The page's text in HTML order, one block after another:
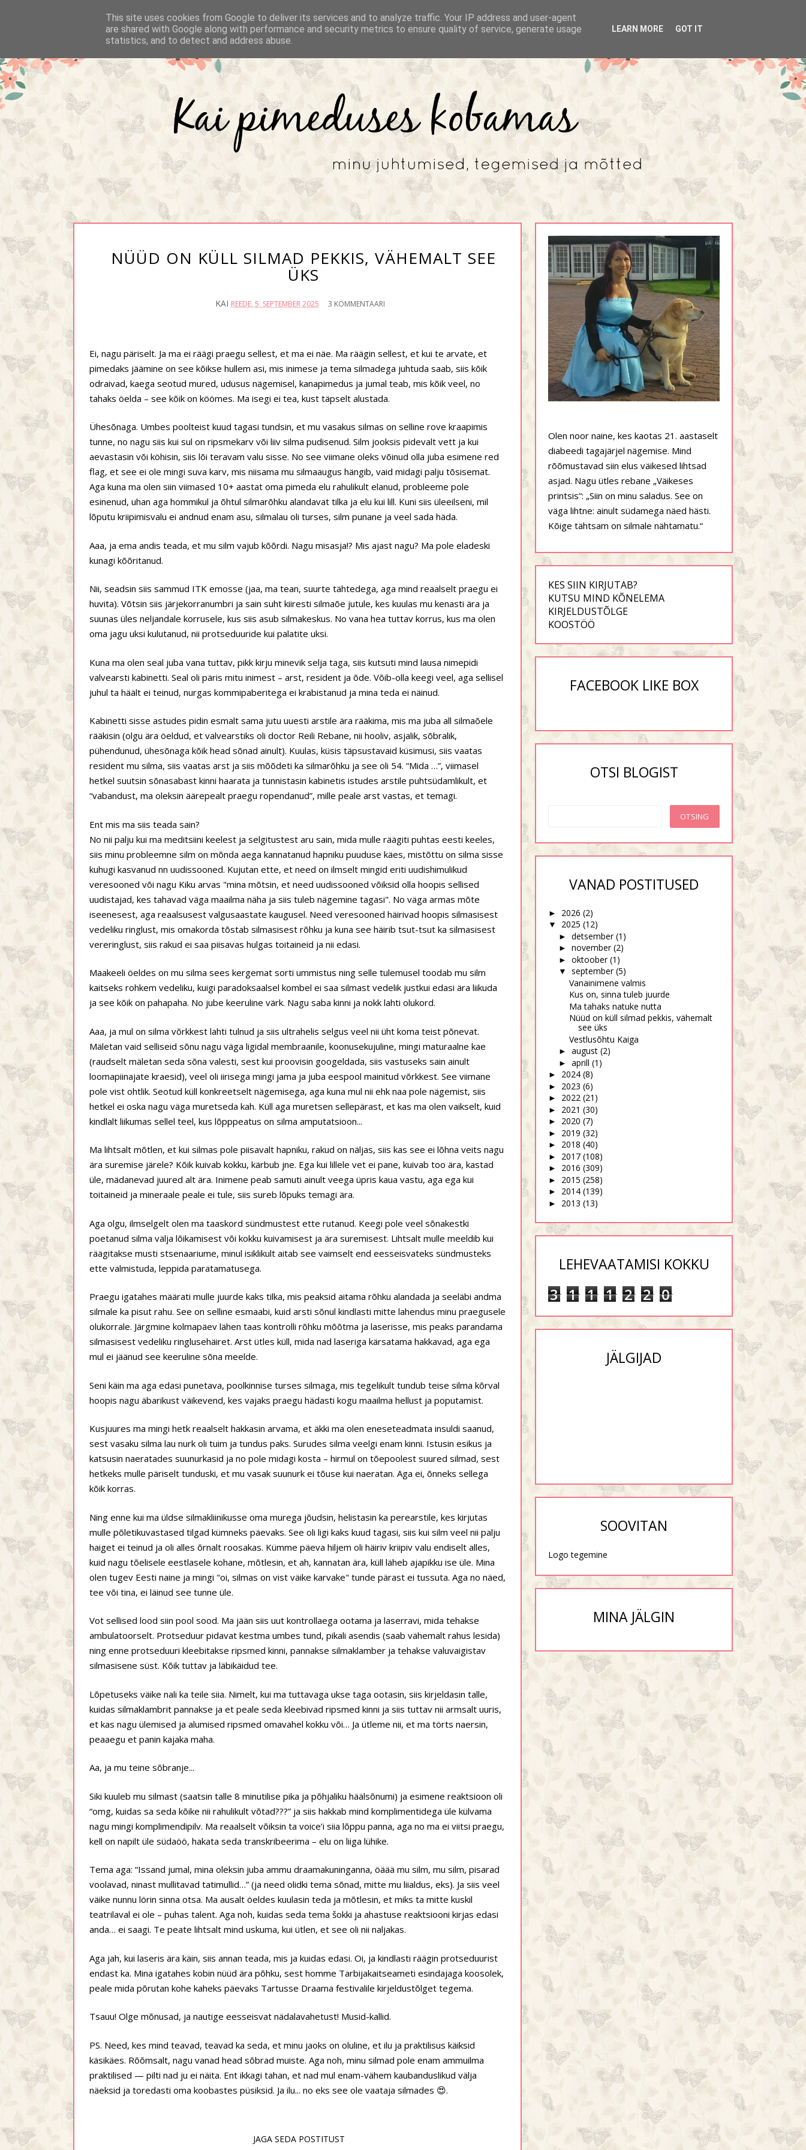
NÜÜD ON KÜLL SILMAD PEKKIS, VÄHEMALT SEE
ÜKS
KAI REEDE, 5. SEPTEMBER 2025 3 KOMMENTAARI
Ei, nagu päriselt. Ja ma ei räägi praegu sellest, et ma ei näe. Ma räägin sellest, et kui te arvate, et
pimedaks jäämine on see kõikse hullem asi, mis inimese ja tema silmadega juhtuda saab, siis kõik
odraivad, kaega seotud mured, udusus nägemisel, kanapimedus ja jumal teab, mis kõik veel, no
tahaks öelda – see kõik on köömes. Ma isegi ei tea, kust täpselt alustada.
Ühesõnaga. Umbes poolteist kuud tagasi tundsin, et mu vasakus silmas on selline rove kraapimis
tunne, no nagu siis kui sul on ripsmekarv või liiv silma pudisenud. Silm jooksis pidevalt vett ja kui
aevastasin või köhisin, siis lõi teravam valu sisse. No see viimane oleks võinud olla juba esimene red
flag, et see ei ole mingi suva karv, mis niisama mu silmaaugus hängib, vaid midagi palju tõsisemat.
Aga kuna ma olen siin viimased 10+ aastat oma pimeda elu rahulikult elanud, probleeme pole
esinenud, uhan aga hommikul ja õhtul silmarõhku alandavat tilka ja elu kui lill. Kuni siis üleeilseni, mil
lõputu kriipimisvalu ei andnud enam asu, silmalau oli turses, silm punane ja veel sada häda.
Aaa, ja ema andis teada, et mu silm vajub kõõrdi. Nagu misasja!? Mis ajast nagu? Ma pole eladeski
kunagi kõõritanud.
Nii, seadsin siis sammud ITK emosse (jaa, ma tean, suurte tähtedega, aga mind reaalselt praegu ei
huvita). Võtsin siis järjekorranumbri ja sain suht kiiresti silmaõe jutule, kes kuulas mu kenasti ära ja
suunas üles neljandale korrusele, kus siis asub silmakeskus. No vana hea tuttav korrus, kus ma olen
oma jagu uksi kulutanud, nii protseduuride kui palatite uksi.
Kuna ma olen seal juba vana tuttav, pikk kirju minevik selja taga, siis kutsuti mind lausa nimepidi
valvearsti kabinetti. Seal oli päris mitu inimest – arst, resident ja õde. Võib-olla keegi veel, aga sellisel
juhul ta häält ei teinud, nurgas kommipaberitega ei krabistanud ja mina teda ei näinud.
Kabinetti sisse astudes pidin esmalt sama jutu uuesti arstile ära rääkima, mis ma juba all silmaõele
rääkisin (olgu ära öeldud, et valvearstiks oli doctor Reili Rebane, nii hooliv, asjalik, sõbralik,
pühendunud, ühesõnaga kõik head sõnad ainult). Kuulas, küsis täpsustavaid küsimusi, siis vaatas
resident mu silma, siis vaatas arst ja siis mõõdeti ka silmarõhku ja see oli 54. “Mida …”, viimasel
hetkel suutsin sõnasabast kinni haarata ja tunnistasin kabinetis istudes arstile puhtsüdamlikult, et
“vabandust, ma oleksin äärepealt praegu ropendanud”, mille peale arst vastas, et temagi.
Ent mis ma siis teada sain?
No nii palju kui ma meditsiini keelest ja selgitustest aru sain, mida mulle räägiti puhtas eesti keeles,
siis minu probleemne silm on mõnda aega kannatanud hapniku puuduse käes, mistõttu on silma sisse
kuhugi kasvanud nn uudissooned. Kujutan ette, et need on ilmselt mingid eriti uudishimulikud
veresooned või nagu Kiku arvas "mina mõtsin, et need uudissooned võiksid olla hoopis sellised
uudistajad, kes tahavad väga maailma näha ja siis tuleb nägemine tagasi". No väga armas mõte
iseenesest, aga reaalsusest valgusaastate kaugusel. Need veresooned häirivad hoopis silmasisest
vedeliku ringlust, mis omakorda tõstab silmasisest rõhku ja kuna see häirib tsut-tsut ka silmasisest
vereringlust, siis rakud ei saa piisavas hulgas toitaineid ja nii edasi.
Maakeeli öeldes on mu silma sees kergemat sorti ummistus ning selle tulemusel toodab mu silm
kaitseks rohkem vedeliku, kuigi paradoksaalsel kombel ei saa silmast vedelik justkui edasi ära liikuda
ja see kõik on pahapaha. No jube keeruline värk. Nagu saba kinni ja nokk lahti olukord.
Aaa, ja mul on silma võrkkest lahti tulnud ja siis ultrahelis selgus veel nii üht koma teist põnevat.
Mäletan vaid selliseid sõnu nagu väga ligidal membraanile, koonusekujuline, mingi maturaalne kae
(raudselt mäletan seda sõna valesti, sest kui proovisin googeldada, siis vastuseks sain ainult
loomapiinajate kraesid), veel oli iirisega mingi jama ja juba eespool mainitud võrkkest. See viimane
pole vist ohtlik. Seotud küll konkreetselt nägemisega, aga kuna mul nii ehk naa pole nägemist, siis
hetkel ei oska nagu väga muretseda kah. Küll aga muretsen sellepärast, et kas ma olen vaikselt, kuid
kindlalt liikumas sellel teel, kus lõpppeatus on silma amputatsioon...
Ma lihtsalt mõtlen, et kui silmas pole piisavalt hapniku, rakud on näljas, siis kas see ei lõhna veits nagu
ära suremise järele? Kõik kuivab kokku, kärbub jne. Ega kui lillele vet ei pane, kuivab too ära, kastad
üle, mädanevad juured alt ära. Inimene peab samuti ainult veega üpris kaua vastu, aga ega kui
toitaineid ja mineraale peale ei tule, siis sureb lõpuks temagi ära.
Aga olgu, ilmselgelt olen ma taaskord sündmustest ette rutanud. Keegi pole veel sõnakestki
poetanud silma välja lõikamisest või kokku kuivamisest ja ära suremisest. Lihtsalt mulle meeldib kui
räägitakse musti stsenaariume, minul isiklikult aitab see vaimselt end eesseisvateks sündmusteks
ette valmistuda, leppida paratamatusega.
Praegu igatahes määrati mulle juurde kaks tilka, mis peaksid aitama rõhku alandada ja seeläbi andma
silmale ka pisut rahu. See on selline esmaabi, kuid arsti sõnul kindlasti mitte lahendus minu praegusele
olukorrale. Järgmine kolmapäev lähen taas kontrolli rõhku mõõtma ja laserisse, mis peaks parandama
silmasisest vedeliku ringlusehäiret. Arst ütles küll, mida nad laseriga kärsatama hakkavad, aga ega
mul ei jäänud see keeruline sõna meelde.
Seni käin ma aga edasi punetava, poolkinnise turses silmaga, mis tegelikult tundub teise silma kõrval
hoopis nagu äbarikust väikevend, kes vajaks praegu hädasti kogu maailma hellust ja poputamist.
Kusjuures ma mingi hetk reaalselt hakkasin arvama, et äkki ma olen eneseteadmata insuldi saanud,
sest vasaku silma lau nurk oli tuim ja tundus paks. Surudes silma veelgi enam kinni. Istusin esikus ja
katsusin naeratades suunurkasid ja no pole midagi kosta – hirmul on tõepoolest suured silmad, sest
hetkeks mulle päriselt tunduski, et mu vasak suunurk ei tõuse kui naeratan. Aga ei, õnneks sellega
kõik korras.
Ning enne kui ma üldse silmakliinikusse oma murega jõudsin, helistasin ka perearstile, kes kirjutas
mulle põletikuvastased tilgad kümneks päevaks. See oli ligi kaks kuud tagasi, siis kui silm veel nii palju
haiget ei teinud ja oli alles õrnalt roosakas. Kümme päeva hiljem oli häiriv kriipiv valu endiselt alles,
kuid nagu tõelisele eestlasele kohane, mõtlesin, et ah, kannatan ära, küll läheb ajapikku ise üle. Mina
olen tugev Eesti naine ja mingi "oi, silmas on vist väike karvake" tunde pärast ei tussuta. Aga no näed,
tee või tina, ei läinud see tunne üle.
Vot sellised lood siin pool sood. Ma jään siis uut kontrollaega ootama ja laserravi, mida tehakse
ambulatoorselt. Protseduur pidavat kestma umbes tund, pikali asendis (saab vähemalt rahus lesida)
ning enne protseduuri kleebitakse ripsmed kinni, pannakse silmaklamber ja tehakse valuvaigistav
silmasisene süst. Kõik tuttav ja läbikäidud tee.
Lõpetuseks väike nali ka teile siia. Nimelt, kui ma tuttavaga ukse taga ootasin, siis kirjeldasin talle,
kuidas silmaklambrit pannakse ja et peale seda kleebivad ripsmed kinni ja siis tuttav nii armsalt uuris,
et kas nagu ülemised ja alumised ripsmed omavahel kokku või… Ja ütleme nii, et ma törts naersin,
peaaegu et panin kajaka maha.
Aa, ja mu teine sõbranje...
Siki kuuleb mu silmast (saatsin talle 8 minutilise pika ja põhjaliku häälsõnumi) ja esimene reaktsioon oli
“omg, kuidas sa seda kõike nii rahulikult võtad???” ja siis hakkab mind komplimentidega üle külvama
nagu mingi komplimendipilv. Ma reaalselt võiksin ta voice’i siia lõppu panna, aga no ma ei viitsi praegu,
kell on napilt üle südaöö, hakata seda transkribeerima – elu on liiga lühike.
Tema aga: “Issand jumal, mina oleksin juba ammu draamakuninganna, öäää mu silm, mu silm, pisarad
voolavad, ninast mullitavad tatimullid…” (ja need olidki tema sõnad, mitte mu liialdus, eks). Ja siis veel
väike nunnu lörin sinna otsa. Ma ausalt öeldes kuulasin teda ja mõtlesin, et miks ta mitte kuskil
teatrilaval ei ole – puhas talent. Aga noh, kuidas seda tema šokki ja ahastuse reaktsiooni kirjas edasi
anda… ei saagi. Te peate lihtsalt mind uskuma, kui ütlen, et see oli nii naljakas.
Aga jah, kui laseris ära käin, siis annan teada, mis ja kuidas edasi. Oi, ja kindlasti räägin protseduurist
endast ka. Mina igatahes kobin nüüd ära põhku, sest homme Tarbijakaitseameti esindajaga koosolek,
peale mida põrutan kohe kaheks päevaks Tartusse Draama festivalile kirjeldustõlget tegema.
Tsauu! Olge mõnusad, ja nautige eesseisvat nädalavahetust! Musid-kallid.
PS. Need, kes mind teavad, teavad ka seda, et minu jaoks on oluline, et ilu ja praktilisus käiksid
käsikäes. Rõõmsalt, nagu vanad head sõbrad muiste. Aga noh, minu silmad pole enam ammuilma
praktilised — pilti nad ju ei näita. Ent ikkagi tahan, et nad mul enam-vähem kaubanduslikud välja
näeksid ja toredasti oma koobastes püsiksid. Ja ilu... no eks see ole vaataja silmades 😍.
JAGA SEDA POSTITUST
Olen noor naine, kes kaotas 21. aastaselt
diabeedi tagajärjel nägemise. Mind
rõõmustavad siin elus väikesed lihtsad
asjad. Nagu ütles rebane „Väikeses
printsis“: „Siin on minu saladus. See on
väga lihtne: ainult südamega näed hästi.
Kõige tähtsam on silmale nähtamatu.“
KES SIIN KIRJUTAB?
KUTSU MIND KÕNELEMA
KIRJELDUSTÕLGE
KOOSTÖÖ
FACEBOOK LIKE BOX
OTSI BLOGIST
VANAD POSTITUSED
► 2026 (2)
▼ 2025 (12)
► detsember (1)
► november (2)
► oktoober (1)
▼ september (5)
Vanainimene valmis
Kus on, sinna tuleb juurde
Ma tahaks natuke nutta
Nüüd on küll silmad pekkis, vähemalt
see üks
Vestlusõhtu Kaiga
► august (2)
► aprill (1)
► 2024 (8)
► 2023 (6)
► 2022 (21)
► 2021 (30)
► 2020 (7)
► 2019 (32)
► 2018 (40)
► 2017 (108)
► 2016 (309)
► 2015 (258)
► 2014 (139)
► 2013 (13)
LEHEVAATAMISI KOKKU
3 1 1 1 2 2 0
JÄLGIJAD
SOOVITAN
Logo tegemine
MINA JÄLGIN
This site uses cookies from Google to deliver its services and to analyze traffic. Your IP address and user-agent
are shared with Google along with performance and security metrics to ensure quality of service, generate usage
statistics, and to detect and address abuse.
LEARN MORE GOT IT